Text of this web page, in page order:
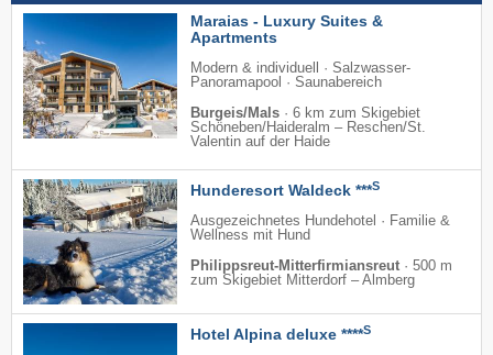
Maraias - Luxury Suites &
Apartments
Modern & individuell · Salzwasser-
Panoramapool · Saunabereich
Burgeis/Mals · 6 km zum Skigebiet
Schöneben/​Haideralm – Reschen/​St.
Valentin auf der Haide
Hunderesort Waldeck ***S
Ausgezeichnetes Hundehotel · Familie &
Wellness mit Hund
Philippsreut-Mitterfirmiansreut · 500 m
zum Skigebiet Mitterdorf – Almberg
Hotel Alpina deluxe ****S